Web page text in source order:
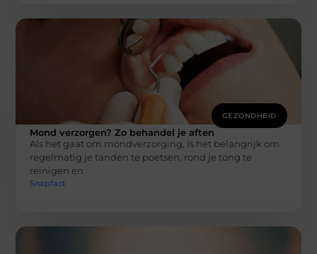
GEZONDHEID
Mond verzorgen? Zo behandel je aften
Als het gaat om mondverzorging, is het belangrijk om
regelmatig je tanden te poetsen, rond je tong te
reinigen en
Snapfact